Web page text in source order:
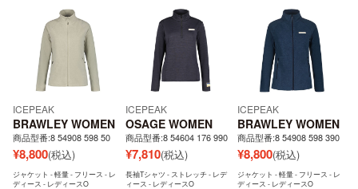
ICEPEAK
BRAWLEY WOMEN
商品型番:8 54908 598 50
¥8,800(税込)
ジャケット - 軽量 - フリース - レ
ディース - レディースO
ICEPEAK
OSAGE WOMEN
商品型番:8 54604 176 990
¥7,810(税込)
長袖Tシャツ - ストレッチ - レデ
ィース - レディースO
ICEPEAK
BRAWLEY WOMEN
商品型番:8 54908 598 390
¥8,800(税込)
ジャケット - 軽量 - フリース - レ
ディース - レディースO